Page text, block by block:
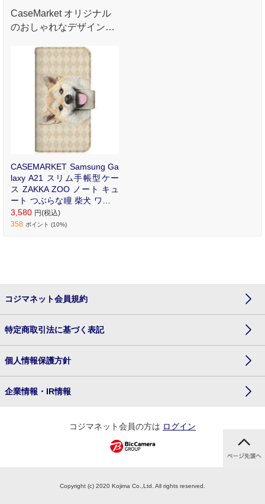
CaseMarket オリジナル
のおしゃれなデザインプ
ル手帳型ケース。
CASEMARKET Samsung Ga
laxy A21 スリム手帳型ケー
ス ZAKKA ZOO ノート キュ
ート つぶらな瞳 柴犬 ワンワ
ン フレンチ ダイヤ柄 ベージ
ュ SC-42A-BCM2S2821-78
3,580 円(税込)
358 ポイント (10%)
コジマネット会員規約
特定商取引法に基づく表記
個人情報保護方針
企業情報・IR情報
コジマネット会員の方は ログイン
Copyright (c) 2020 Kojima Co.,Ltd. All rights reserved.